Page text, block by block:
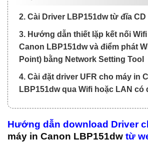
2. Cài Driver LBP151dw từ đĩa
3. Hướng dẫn thiết lặp kết nối
Canon LBP151dw và điểm phát
Point) bằng Network Setting Tool
4. Cài đặt driver UFR cho máy in
LBP151dw qua Wifi hoặc LAN có
Hướng dẫn download Driver
máy in Canon LBP151dw từ